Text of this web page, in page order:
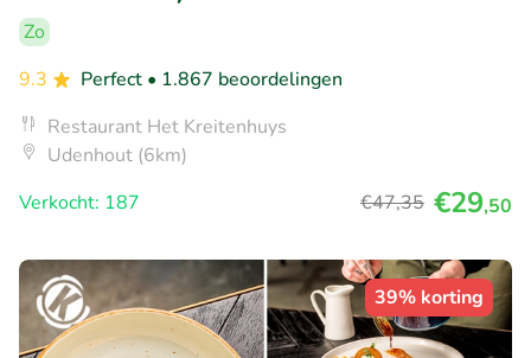
Zo
9.3
Perfect • 1.867 beoordelingen
Restaurant Het Kreitenhuys
Udenhout (6km)
Verkocht: 187
€47,35 €29,50
39% korting